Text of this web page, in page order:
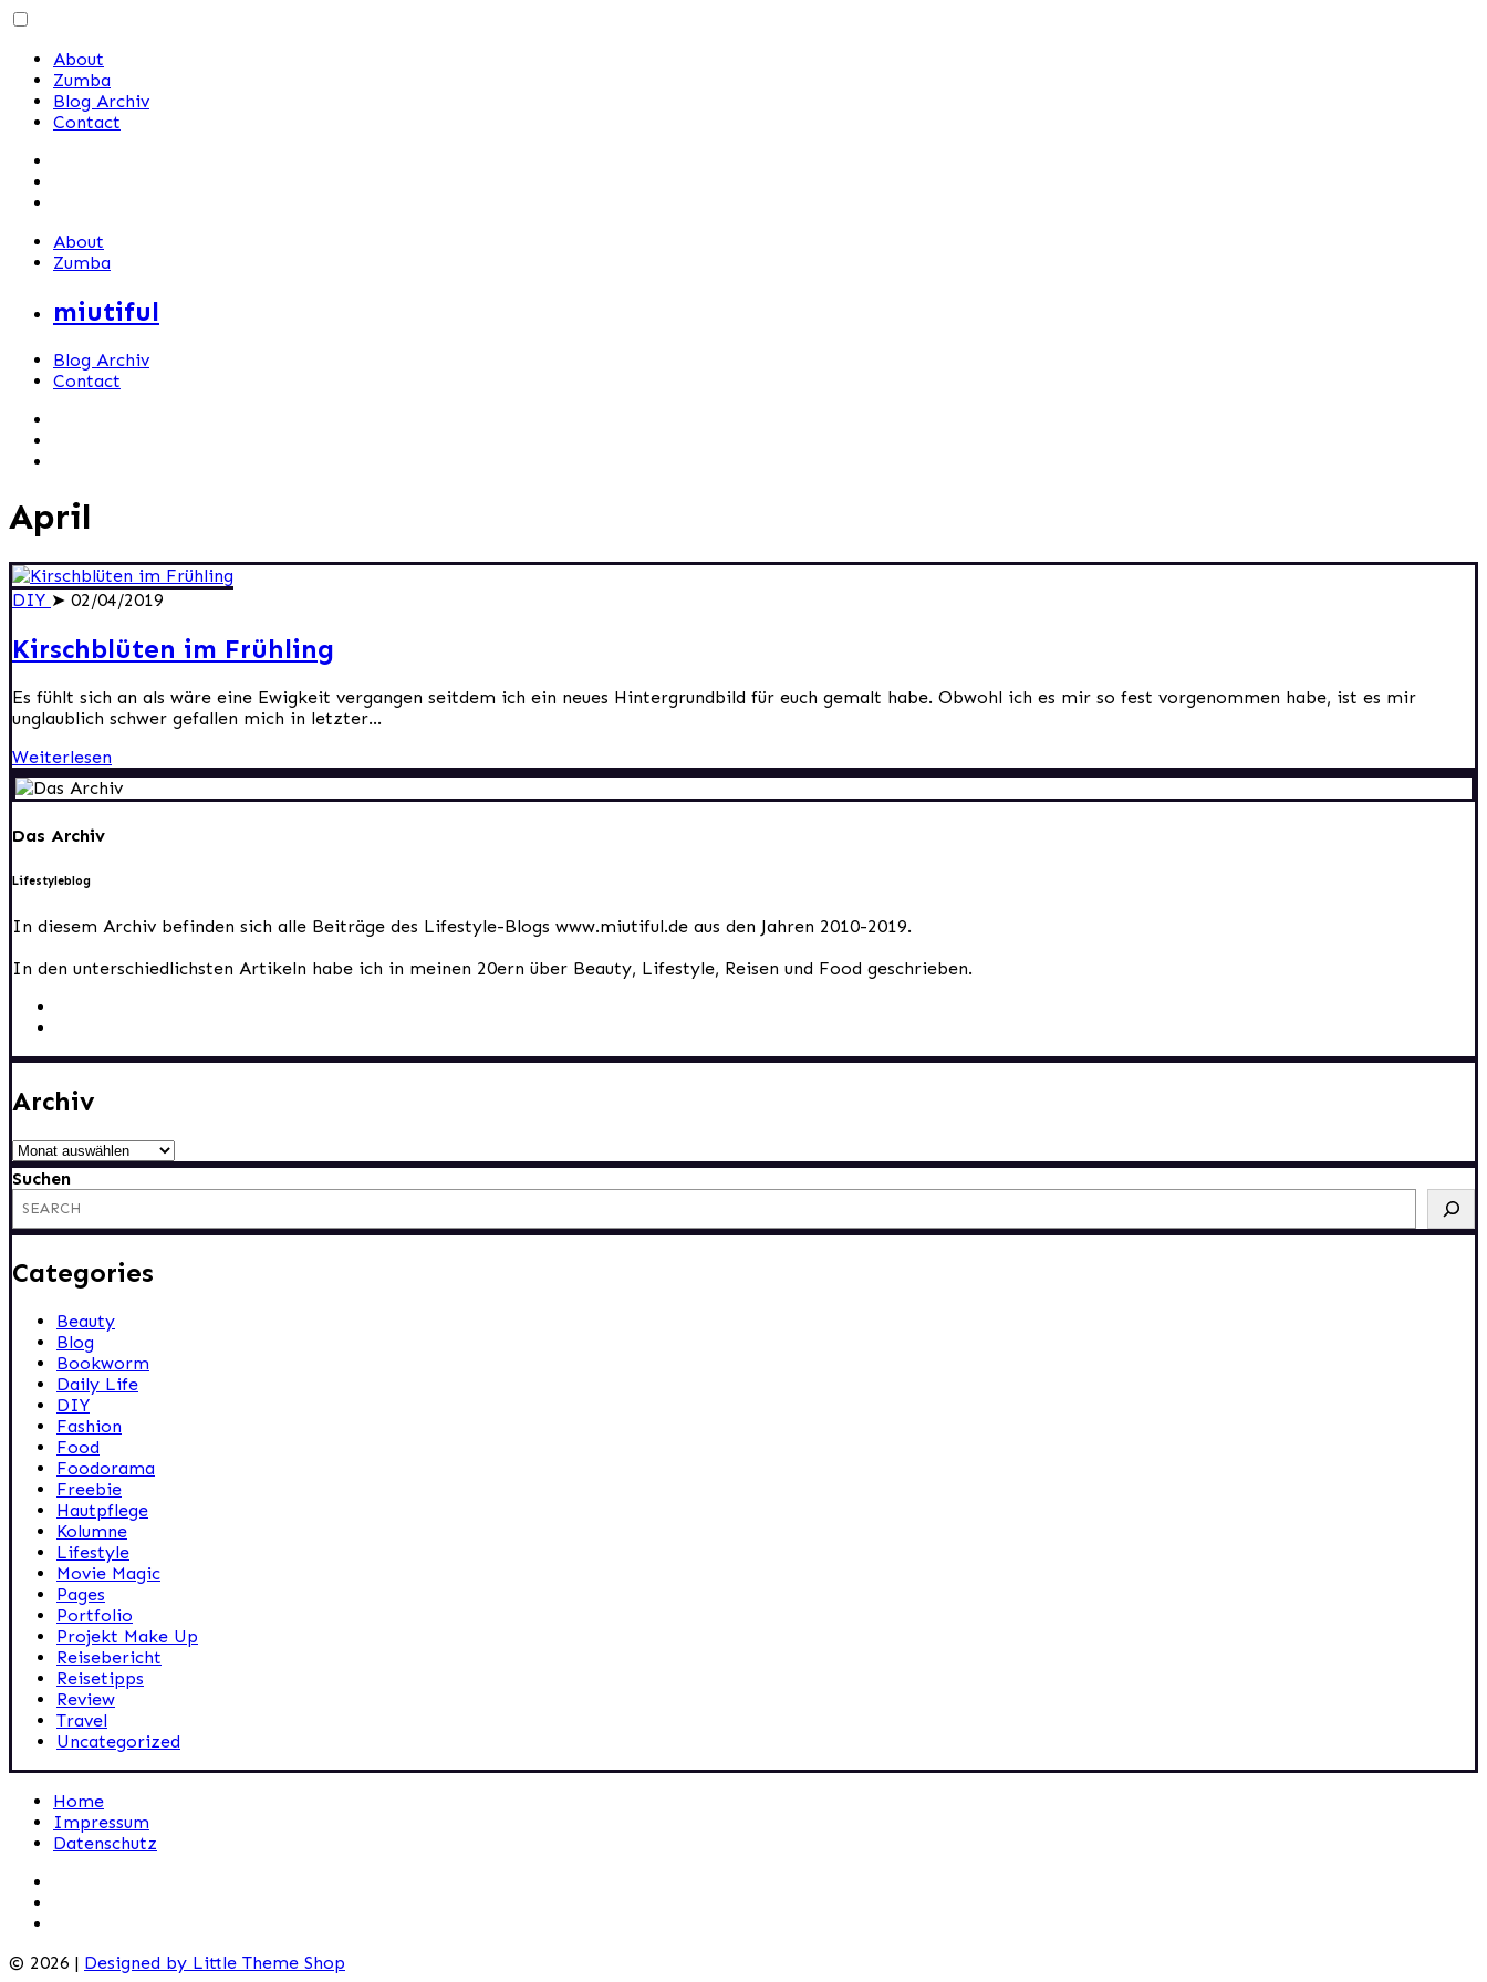
Skip
contentAbout
Zumba
Blog Archiv
Contact
About
Zumba
miutiful
Blog Archiv
Contact
April
DIY ➤ 02/04/2019
Kirschblüten im Frühling
Es fühlt sich an als wäre eine Ewigkeit vergangen seitdem ich ein neues Hintergrundbild für euch gemalt habe. Obwohl ich es mir so fest vorgenommen habe, ist es mir
unglaublich schwer gefallen mich in letzter...
Weiterlesen
Das Archiv
Lifestyleblog
In diesem Archiv befinden sich alle Beiträge des Lifestyle-Blogs www.miutiful.de aus den Jahren 2010-2019.
In den unterschiedlichsten Artikeln habe ich in meinen 20ern über Beauty, Lifestyle, Reisen und Food geschrieben.
Archiv
Archiv
Suchen
Categories
Beauty
Blog
Bookworm
Daily Life
DIY
Fashion
Food
Foodorama
Freebie
Hautpflege
Kolumne
Lifestyle
Movie Magic
Pages
Portfolio
Projekt Make Up
Reisebericht
Reisetipps
Review
Travel
Uncategorized
Home
Impressum
Datenschutz
© 2026 | Designed by Little Theme Shop